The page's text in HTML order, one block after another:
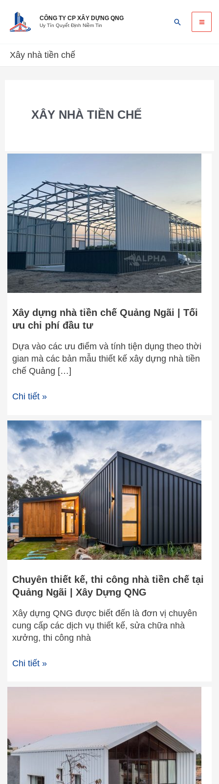
content
CÔNG TY CP XÂY DỰNG QNG
Uy Tín Quyết Định Niềm Tin Search
Xây nhà tiền chế
XÂY NHÀ TIỀN CHẾ
Xây dựng nhà tiền chế Quảng Ngãi | Tối
ưu chi phí đầu tư
Dựa vào các ưu điểm và tính tiện dụng theo thời
gian mà các bản mẫu thiết kế xây dựng nhà tiền
chế Quảng […]
tiền
chế
Quảng
Ngãi
ưu
chi
phí
đầu
tư
Chi tiết »
Chuyên thiết kế, thi công nhà tiền chế tại
Quảng Ngãi | Xây Dựng QNG
Xây dựng QNG được biết đến là đơn vị chuyên
cung cấp các dịch vụ thiết kế, sửa chữa nhà
xưởng, thi công nhà
Chuyên
thiết
kế,
thi
công
nhà
tiền
chế
tại
Quảng
Ngãi
|
Dựng
QNG
Chi tiết »
tiền
chế
Ngãi